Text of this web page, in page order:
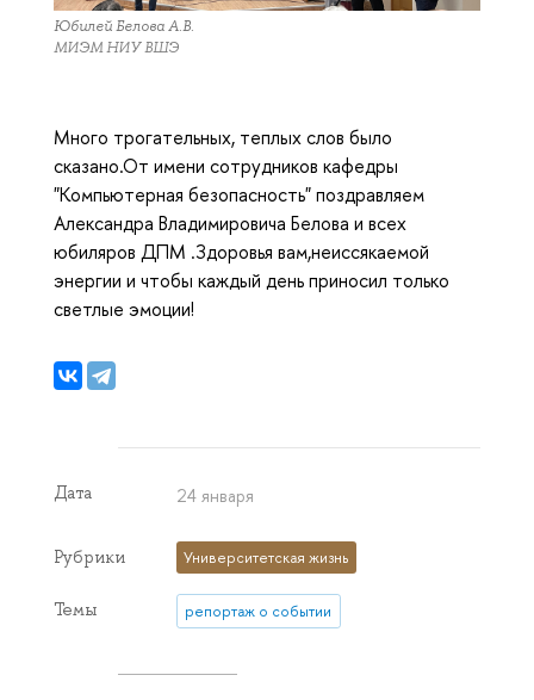
Юбилей Белова А.В.
МИЭМ НИУ ВШЭ
Много трогательных, теплых слов было
сказано.От имени сотрудников кафедры
"Компьютерная безопасность" поздравляем
Александра Владимировича Белова и всех
юбиляров ДПМ .Здоровья вам,неиссякаемой
энергии и чтобы каждый день приносил только
светлые эмоции!
Дата 24 января
Рубрики Университетская жизнь
Темы репортаж о событии